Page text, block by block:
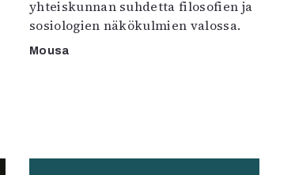
yhteiskunnan suhdetta filosofien ja
sosiologien näkökulmien valossa.
Mousa